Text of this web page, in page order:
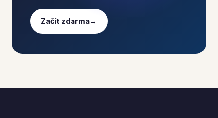
Začít zdarma→